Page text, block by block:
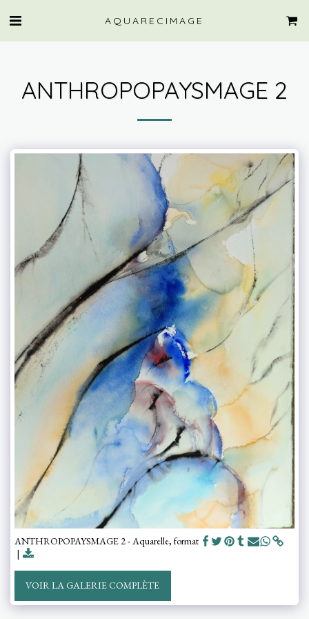
AQUARECIMAGE
ANTHROPOPAYSMAGE 2
ANTHROPOPAYSMAGE 2 - Aquarelle, format
VOIR LA GALERIE COMPLÈTE